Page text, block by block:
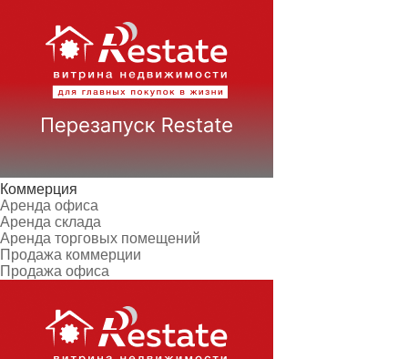
Коммерция
Аренда офиса
Аренда склада
Аренда торговых помещений
Продажа коммерции
Продажа офиса